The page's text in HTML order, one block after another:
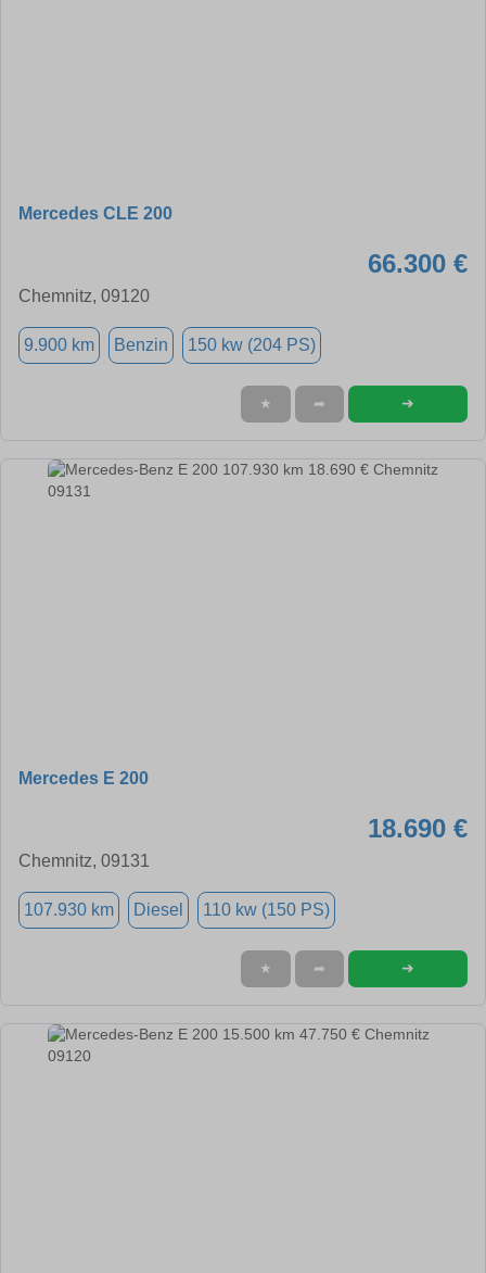
Mercedes CLE 200
66.300 €
Chemnitz, 09120
9.900 km Benzin 150 kw (204 PS)
★ ➦ ➜
Mercedes E 200
18.690 €
Chemnitz, 09131
107.930 km Diesel 110 kw (150 PS)
★ ➦ ➜